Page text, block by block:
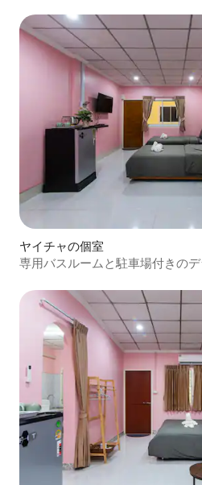
ヤイチャの個室
専用バスルームと駐車場付きの